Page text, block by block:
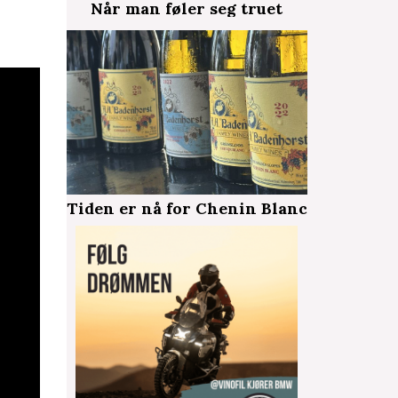
Når man føler seg truet
Tiden er nå for Chenin Blanc